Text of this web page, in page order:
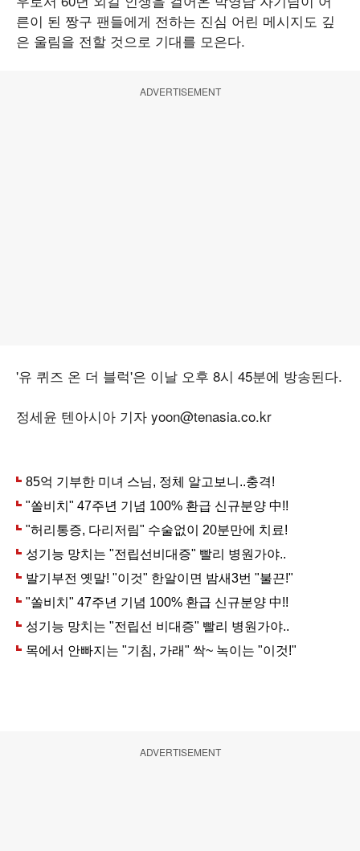
른이 된 짱구 팬들에게 전하는 진심 어린 메시지도 깊
은 울림을 전할 것으로 기대를 모은다.
ADVERTISEMENT
'유 퀴즈 온 더 블럭'은 이날 오후 8시 45분에 방송된다.
정세윤 텐아시아 기자 yoon@tenasia.co.kr
ADVERTISEMENT